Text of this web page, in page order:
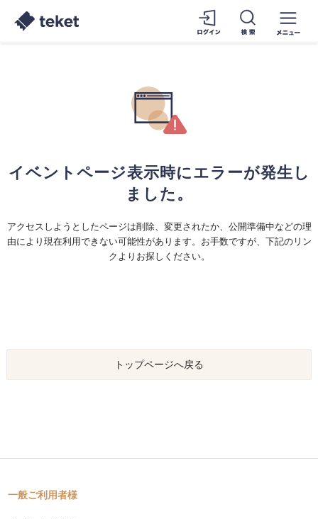
イベントページ表示時にエラーが発生し
ました。
アクセスしようとしたページは削除、変更されたか、公開準備中などの理
由により現在利用できない可能性があります。お手数ですが、下記のリン
クよりお探しください。
トップページへ戻る
一般ご利用者様